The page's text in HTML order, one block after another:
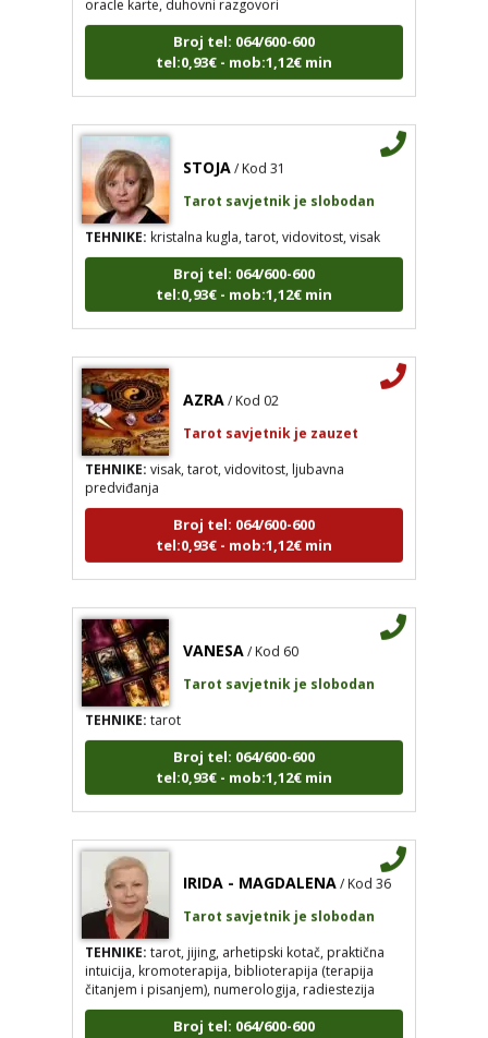
Broj tel: 064/600-600
tel:0,93€ - mob:1,12€ min
TEHNIKE:kristalna kugla, tarot, vidovitost, visak
Broj tel: 064/600-600
tel:0,93€ - mob:1,12€ min
TEHNIKE:visak, tarot, vidovitost, ljubavna
predviđanja
Broj tel: 064/600-600
tel:0,93€ - mob:1,12€ min
TEHNIKE:tarot
Broj tel: 064/600-600
tel:0,93€ - mob:1,12€ min
/ Kod 36
TEHNIKE:tarot, jijing, arhetipski kotač, praktična
intuicija, kromoterapija, biblioterapija (terapija
čitanjem i pisanjem), numerologija, radiestezija
Broj tel: 064/600-600
tel:0,93€ - mob:1,12€ min